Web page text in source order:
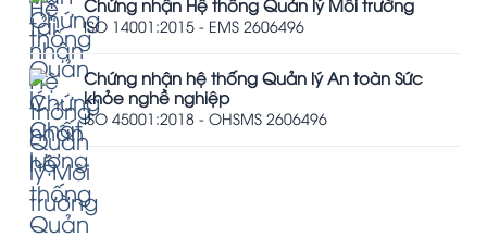
Chứng nhận Hệ thống Quản lý Môi trường
ISO 14001:2015 - EMS 2606496
Chứng nhận hệ thống Quản lý An toàn Sức
khỏe nghề nghiệp
ISO 45001:2018 - OHSMS 2606496